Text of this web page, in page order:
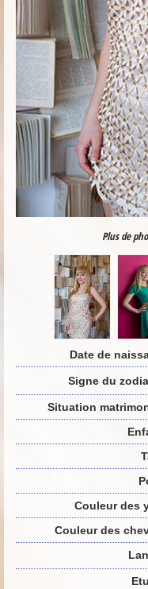
Plus de
Date de
Signe du
Situation
Couleur des
Couleur des